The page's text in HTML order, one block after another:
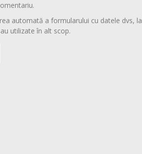
automată a formularului cu datele dvs, la
utilizate în alt scop.